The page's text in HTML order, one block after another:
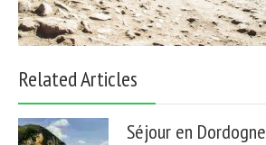
Related Articles
Séjour en